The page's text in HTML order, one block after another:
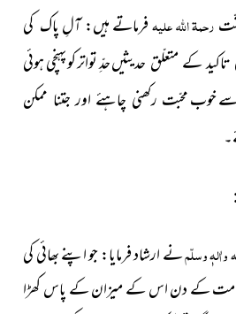
رحمۃ اللہ علیہفرماتے ہیں: آلِ پاک کی
کے متعلّق حدیثیںحدِّ تواتر کو پہنچی ہوئی
سے خوبمحبّت رکھنی چاہئے اور جتنا ممکن
واٰلہٖ وسلّمنے ارشاد فرمایا: جو اپنے بھائی کی
کے دن اس کے میزان کے پاس کھڑا